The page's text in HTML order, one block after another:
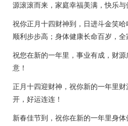
源滚滚而来，家庭幸福美满，快乐与
祝你正月十四财神到，日进斗金笑
顺利步步高；身体健康长命百岁，全
祝您在新的一年里，事业有成，财
意！
正月十四迎财神，祝你新的一年里
开，好运连连！
新春佳节到，祝你在新的一年里身